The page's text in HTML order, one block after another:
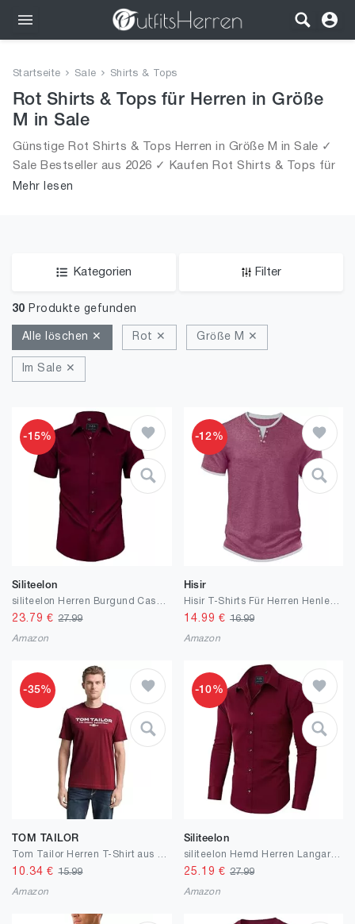
Bekleidung
Schuhe
Startseite Sale Shirts & Tops
Rot Shirts & Tops für Herren in Größe
M in Sale
Günstige Rot Shirts & Tops Herren in Größe M in Sale ✓
Sale Bestseller aus 2026 ✓ Kaufen Rot Shirts & Tops für
Männer in Größe M in Sale!
Mehr lesen
Kategorien Filter
30 Produkte gefunden
Alle löschen ✕ Rot ✕ Größe M ✕
Im Sale ✕
-15%
Siliteelon
23.79 €27.99
Amazon
-12%
Hisir
14.99 € 16.99
Amazon
-35%
TOM TAILOR
10.34 €15.99
Amazon
-10%
Siliteelon
siliteelon Hemd Herren Langarm Regular Fit Businesshemd Hochzeit Anzughemd Unifarben Stretch Freizeithemd mit Tasche
25.19 € 27.99
Amazon